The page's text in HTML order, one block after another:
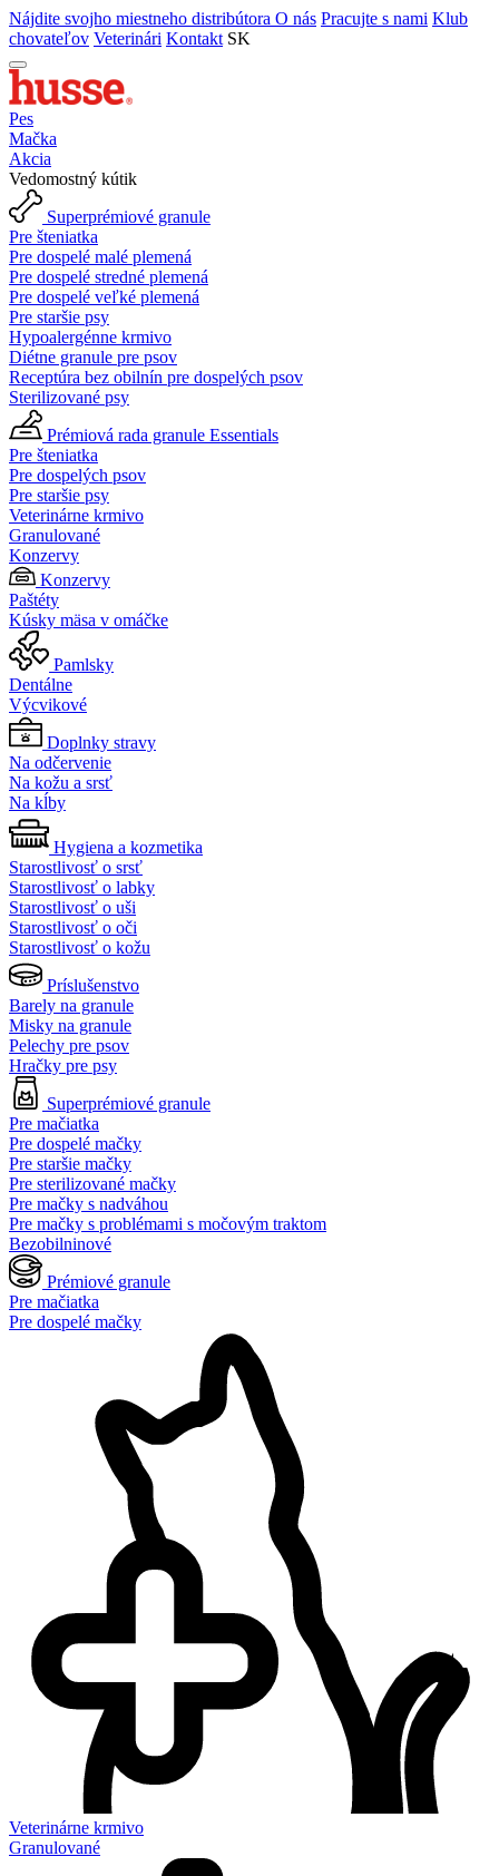
Nájdite svojho miestneho distribútora O nás Pracujte s nami Klub
chovateľov Veterinári Kontakt SK
Pes
Mačka
Akcia
Vedomostný kútik
Superprémiové granule
Pre šteniatka
Pre dospelé malé plemená
Pre dospelé stredné plemená
Pre dospelé veľké plemená
Pre staršie psy
Hypoalergénne krmivo
Diétne granule pre psov
Receptúra bez obilnín pre dospelých psov
Sterilizované psy
Prémiová rada granule Essentials
Pre šteniatka
Pre dospelých psov
Pre staršie psy
Veterinárne krmivo
Granulované
Konzervy
Konzervy
Paštéty
Kúsky mäsa v omáčke
Pamlsky
Dentálne
Výcvikové
Doplnky stravy
Na odčervenie
Na kožu a srsť
Na kĺby
Hygiena a kozmetika
Starostlivosť o srsť
Starostlivosť o labky
Starostlivosť o uši
Starostlivosť o oči
Starostlivosť o kožu
Príslušenstvo
Barely na granule
Misky na granule
Pelechy pre psov
Hračky pre psy
Superprémiové granule
Pre mačiatka
Pre dospelé mačky
Pre staršie mačky
Pre sterilizované mačky
Pre mačky s nadváhou
Pre mačky s problémami s močovým traktom
Bezobilninové
Prémiové granule
Pre mačiatka
Pre dospelé mačky
Veterinárne krmivo
Granulované